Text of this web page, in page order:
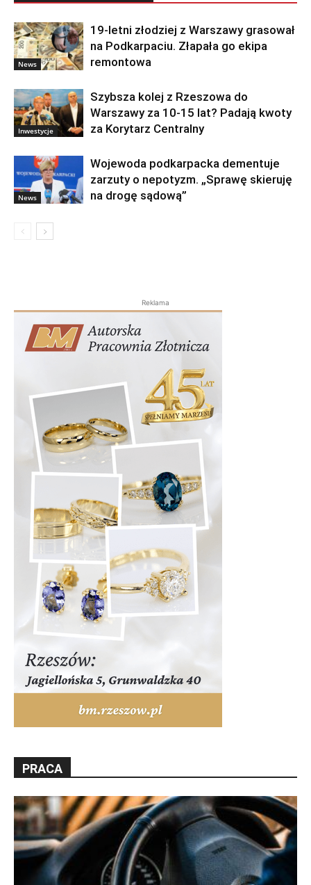
News
19-letni złodziej z Warszawy grasował
na Podkarpaciu. Złapała go ekipa
remontowa
Inwestycje
Szybsza kolej z Rzeszowa do
Warszawy za 10-15 lat? Padają kwoty
za Korytarz Centralny
News
Wojewoda podkarpacka dementuje
zarzuty o nepotyzm. „Sprawę skieruję
na drogę sądową”
Reklama
PRACA